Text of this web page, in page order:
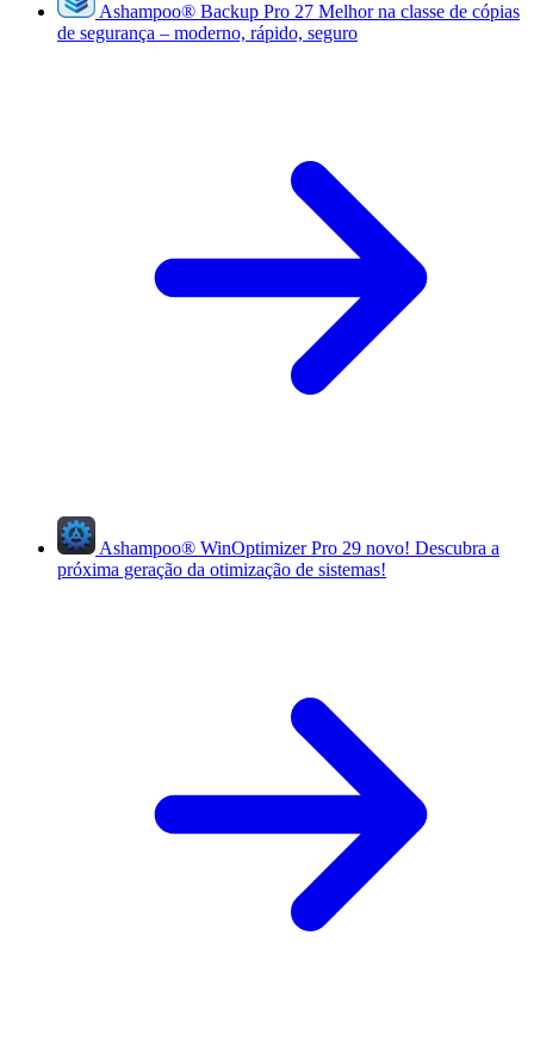
Ashampoo® Backup Pro 27 Melhor na classe de cópias
de segurança – moderno, rápido, seguro
Ashampoo® WinOptimizer Pro 29 novo! Descubra a
próxima geração da otimização de sistemas!